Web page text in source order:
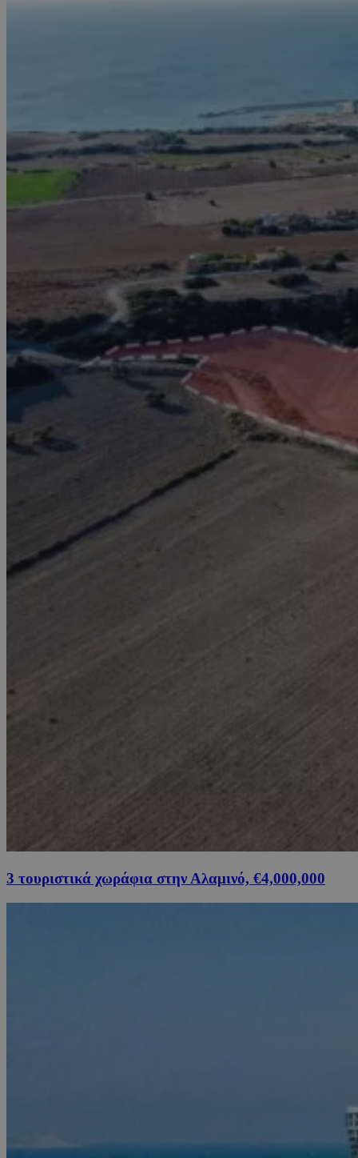
3 τουριστικά χωράφια στην Αλαμινό, €4,000,000